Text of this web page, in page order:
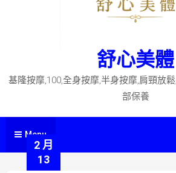
舒心美體
基隆按摩,100,全身按摩,半身按摩,肩頸放
部保養
Menu
2 月
13